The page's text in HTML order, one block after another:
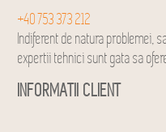
+40 753 373 212
Indiferent de natura problemei,
expertii tehnici sunt gata sa
INFORMATII CLIENT